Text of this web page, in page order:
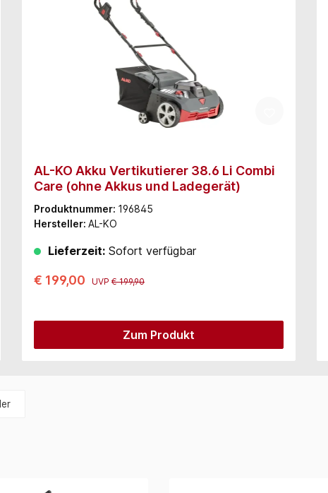
AL-KO Akku Vertikutierer 38.6 Li Combi
Care (ohne Akkus und Ladegerät)
Produktnummer: 196845
Hersteller: AL-KO
Lieferzeit: Sofort verfügbar
€ 199,00 UVP € 199,90
Zum Produkt